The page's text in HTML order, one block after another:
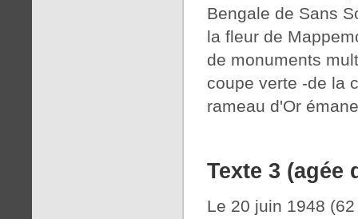
Bengale de Sans
la fleur de
de monuments
coupe verte -de la
rameau d'Or
Texte 3 (agée
Le 20 juin 1948